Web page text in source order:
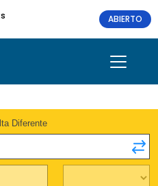
ABIERTO
Diferente